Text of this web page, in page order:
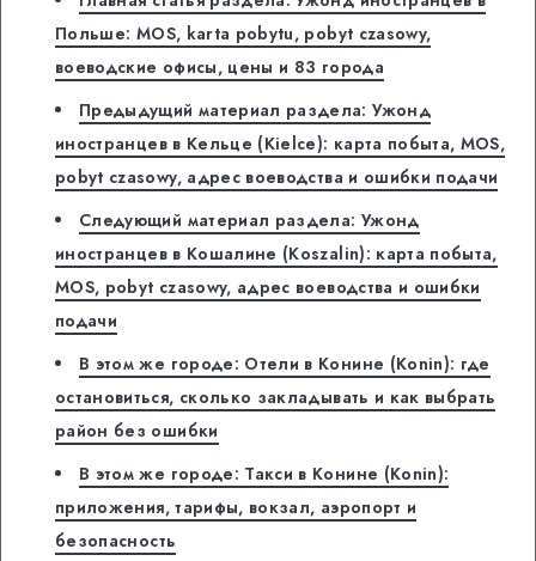
Польше: MOS, karta pobytu, pobyt czasowy,
воеводские офисы, цены и 83 города
Предыдущий материал раздела: Ужонд
иностранцев в Кельце (Kielce): карта побыта, MOS,
pobyt czasowy, адрес воеводства и ошибки подачи
Следующий материал раздела: Ужонд
иностранцев в Кошалине (Koszalin): карта побыта,
MOS, pobyt czasowy, адрес воеводства и ошибки
подачи
В этом же городе: Отели в Конине (Konin): где
остановиться, сколько закладывать и как выбрать
район без ошибки
В этом же городе: Такси в Конине (Konin):
приложения, тарифы, вокзал, аэропорт и
безопасность